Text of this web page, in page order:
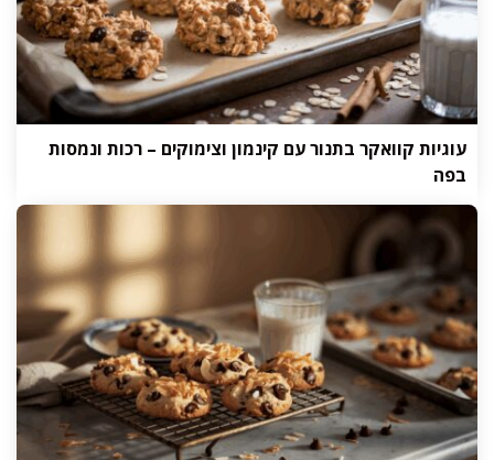
עוגיות קוואקר בתנור עם קינמון וצימוקים – רכות ונמסות
בפה